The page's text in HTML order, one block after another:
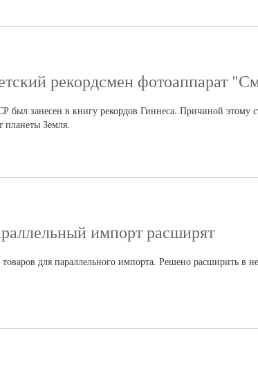
рекордсмен фотоаппарат
занесен в книгу рекордов Гиннеса. Причиной этому
планеты Земля.
импорт расширят
для параллельного импорта. Решено расширить в